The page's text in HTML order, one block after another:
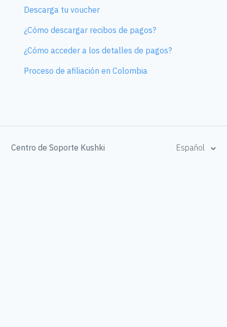
Descarga tu voucher
¿Cómo descargar recibos de pagos?
¿Cómo acceder a los detalles de pagos?
Proceso de afiliación en Colombia
Centro de Soporte Kushki Español